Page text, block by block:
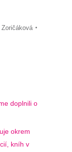
doplnili o
okrem
kníh v